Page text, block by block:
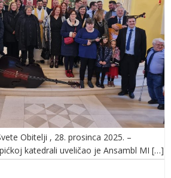
Obitelji , 28. prosinca 2025. –
katedrali uveličao je Ansambl MI […]